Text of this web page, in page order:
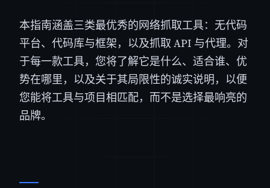
本指南涵盖三类最优秀的网络抓取工具：无代码
平台、代码库与框架，以及抓取 API 与代理。对
于每一款工具，您将了解它是什么、适合谁、优
势在哪里，以及关于其局限性的诚实说明，以便
您能将工具与项目相匹配，而不是选择最响亮的
品牌。